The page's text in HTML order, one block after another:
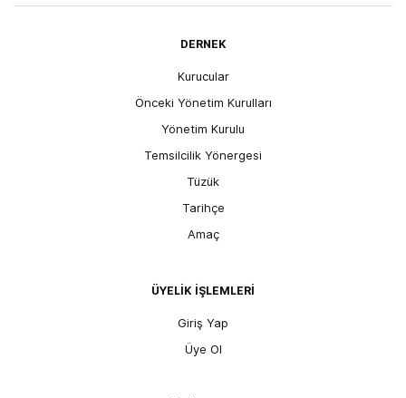
DERNEK
Kurucular
Önceki Yönetim Kurulları
Yönetim Kurulu
Temsilcilik Yönergesi
Tüzük
Tarihçe
Amaç
ÜYELİK İŞLEMLERİ
Giriş Yap
Üye Ol